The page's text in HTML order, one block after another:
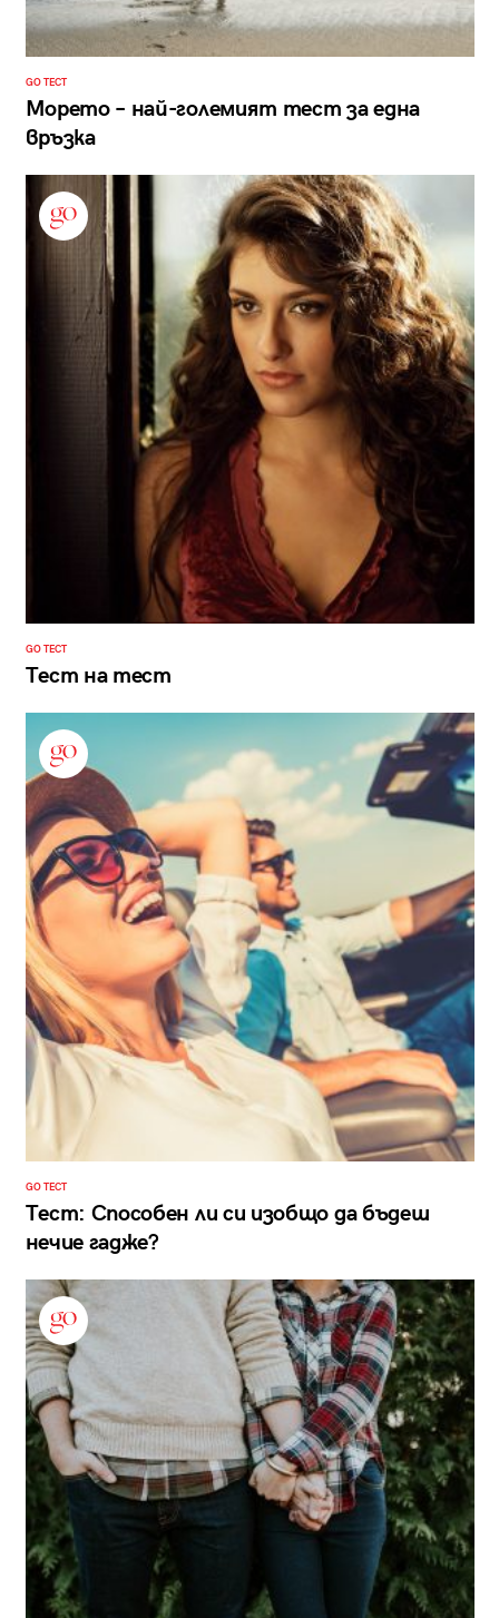
GO ТЕСТ
Морето – най-големият тест за една
връзка
GO ТЕСТ
Тест на тест
GO ТЕСТ
Тест: Способен ли си изобщо да бъдеш
нечие гадже?